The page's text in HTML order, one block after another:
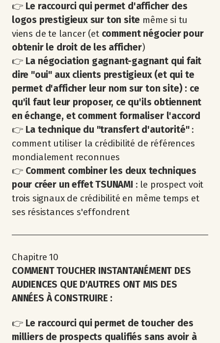
👉 Le raccourci qui permet d'afficher des
logos prestigieux sur ton site même si tu
viens de te lancer (et comment négocier pour
obtenir le droit de les afficher)
👉 La négociation gagnant-gagnant qui fait
dire "oui" aux clients prestigieux (et qui te
permet d'afficher leur nom sur ton site) : ce
qu'il faut leur proposer, ce qu'ils obtiennent
en échange, et comment formaliser l'accord
👉 La technique du "transfert d'autorité":
comment utiliser la crédibilité de références
mondialement reconnues
👉 Comment combiner les deux techniques
pour créer un effet TSUNAMI : le prospect voit
trois signaux de crédibilité en même temps et
ses résistances s'effondrent
Chapitre 10
COMMENT TOUCHER INSTANTANÉMENT DES
AUDIENCES QUE D'AUTRES ONT MIS DES
ANNÉES À CONSTRUIRE :
👉 Le raccourci qui permet de toucher des
milliers de prospects qualifiés sans avoir à